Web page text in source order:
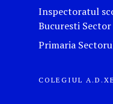
Inspectoratul
Bucuresti Sector
Primaria
COLEGIUL